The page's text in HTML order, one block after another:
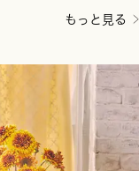
もっと見る